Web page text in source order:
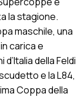
la stagione.
maschile, una
carica e
della Feldi
e la L84,
Coppa della